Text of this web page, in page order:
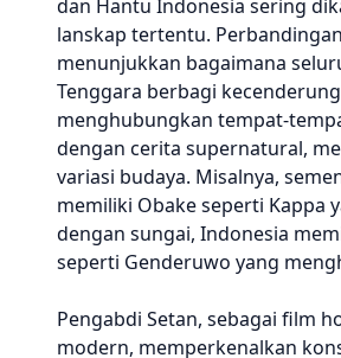
dan Hantu Indonesia sering
lanskap tertentu.
menunjukkan bagaimana
Tenggara berbagi
menghubungkan tempat-
dengan cerita supernatural,
variasi budaya. Misalnya,
memiliki Obake seperti Kappa
dengan sungai, Indonesia
seperti Genderuwo yang
Pengabdi Setan, sebagai film
modern, memperkenalkan